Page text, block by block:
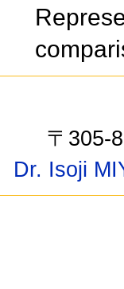
〒305-
Dr. Isoji